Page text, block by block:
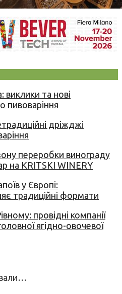
та нові
пивоваріння
дріжджі
переробки винограду
на KRITSKI WINERY
у Європі:
традиційні формати
провідні компанії
ягідно-овочевої